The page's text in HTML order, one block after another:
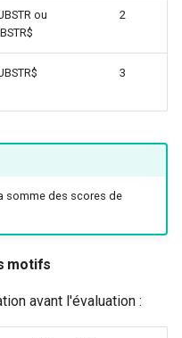
ou
2
3
somme des scores de
motifs
avant l'évaluation :